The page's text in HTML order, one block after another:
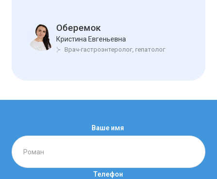
Оберемок
Кристина Евгеньевна
Врач-гастроэнтеролог, гепатолог
Ваше имя
Телефон